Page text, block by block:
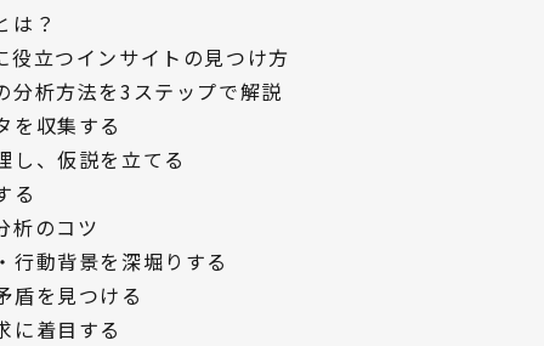
は？
役立つインサイトの見つけ方
分析方法を3ステップで解説
を収集する
し、仮説を立てる
る
析のコツ
行動背景を深堀りする
盾を見つける
に着目する